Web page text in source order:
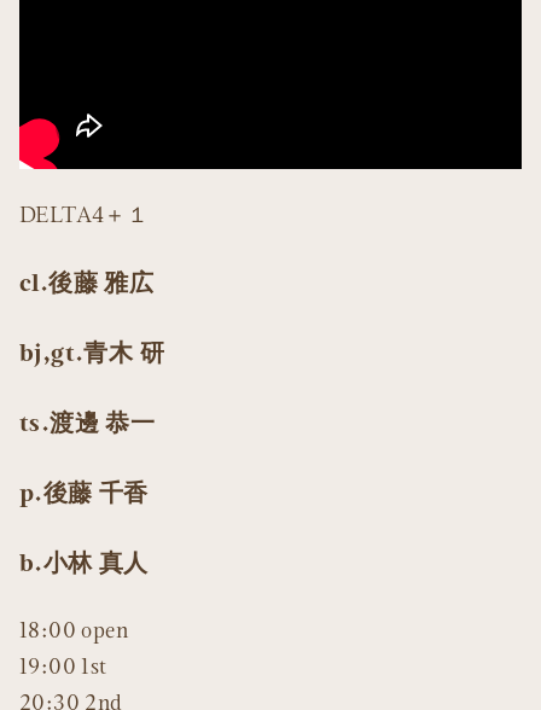
DELTA4＋１
cl.後藤 雅広
bj,gt.青木 研
ts.渡邊 恭一
p.後藤 千香
b.小林 真人
18:00 open
19:00 1st
20:30 2nd